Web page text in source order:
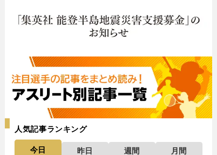
人気記事ランキング
今日 昨日 週間 月間